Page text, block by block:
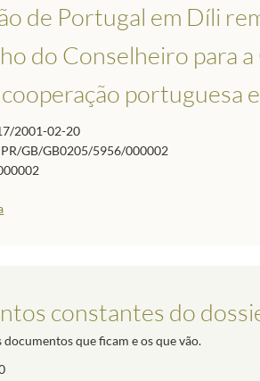
de Portugal em Díli
do Conselheiro para
portuguesa
2001-02-20
GB/GB0205/5956/000002
constantes do
que ficam e os que vão.